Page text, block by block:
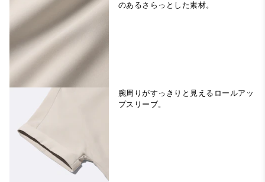
のあるさらっとした素材。
腕周りがすっきりと見えるロールアッ
プスリーブ。